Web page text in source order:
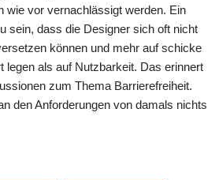
wie vor vernachlässigt werden. Ein
sein, dass die Designer sich oft nicht
können und mehr auf schicke
legen als auf Nutzbarkeit. Das erinnert
zum Thema Barrierefreiheit.
den Anforderungen von damals nichts